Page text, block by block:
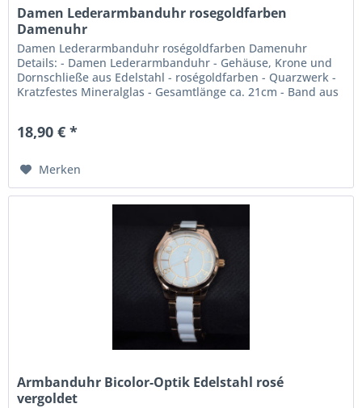
Damen Lederarmbanduhr rosegoldfarben
Damenuhr
Damen Lederarmbanduhr roségoldfarben Damenuhr
Details: - Damen Lederarmbanduhr - Gehäuse, Krone und
Dornschließe aus Edelstahl - roségoldfarben - Quarzwerk -
Kratzfestes Mineralglas - Gesamtlänge ca. 21cm - Band aus
18,90 € *
Merken
Armbanduhr Bicolor-Optik Edelstahl rosé
vergoldet